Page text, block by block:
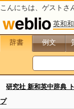
こんにちは、 ゲスト さ
英和
辞書 例文
研究社 新和英中辞典
プ